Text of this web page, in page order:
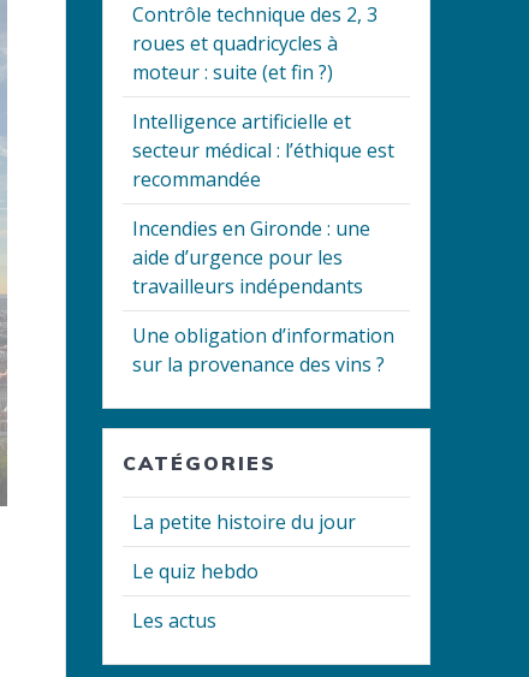
Contrôle technique des 2, 3
roues et quadricycles à
moteur : suite (et fin ?)
Intelligence artificielle et
secteur médical : l’éthique est
recommandée
Incendies en Gironde : une
aide d’urgence pour les
travailleurs indépendants
Une obligation d’information
sur la provenance des vins ?
CATÉGORIES
La petite histoire du jour
Le quiz hebdo
Les actus